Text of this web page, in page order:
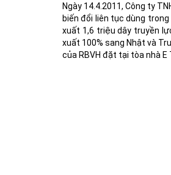
Ngày 14.4.2011, Công ty
biến đổi liên tục dùng
xuất 1,6 triệu dây truyền
xuất 100% sang Nhật và
của RBVH đặt tại tòa nhà E